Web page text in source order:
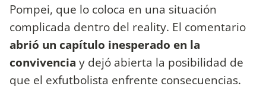
Pompei, que lo coloca en una situación
complicada dentro del reality. El comentario
abrió un capítulo inesperado en la
convivencia y dejó abierta la posibilidad de
que el exfutbolista enfrente consecuencias.